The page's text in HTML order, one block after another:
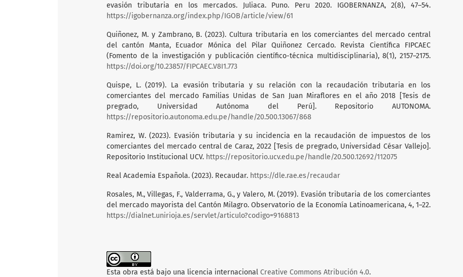
evasión tributaria en los mercados. Juliaca. Puno. Peru 2020. IGOBERNANZA, 2(8), 47–54.
https://igobernanza.org/index.php/IGOB/article/view/61
Quiñonez, M. y Zambrano, B. (2023). Cultura tributaria en los comerciantes del mercado central
del cantón Manta, Ecuador Mónica del Pilar Quiñonez Cercado. Revista Científica FIPCAEC
(Fomento de la investigación y publicación científico-técnica multidisciplinaria), 8(1), 2157–2175.
https://doi.org/10.23857/FIPCAEC.V8I1.773
Quispe, L. (2019). La evasión tributaria y su relación con la recaudación tributaria en los
comerciantes del mercado Familias Unidas de San Juan Miraflores en el año 2018 [Tesis de
pregrado, Universidad Autónoma del Perú]. Repositorio AUTONOMA.
https://repositorio.autonoma.edu.pe/handle/20.500.13067/868
Ramirez, W. (2023). Evasión tributaria y su incidencia en la recaudación de impuestos de los
comerciantes del mercado central de Caraz, 2022 [Tesis de pregrado, Universidad César Vallejo].
Repositorio Institucional UCV. https://repositorio.ucv.edu.pe/handle/20.500.12692/112075
Real Academia Española. (2023). Recaudar. https://dle.rae.es/recaudar
Rosales, M., Villegas, F., Valderrama, G., y Valero, M. (2019). Evasión tributaria de los comerciantes
del mercado mayorista del Cantón Milagro. Observatorio de la Economía Latinoamericana, 4, 1–22.
https://dialnet.unirioja.es/servlet/articulo?codigo=9168813
Esta obra está bajo una licencia internacional Creative Commons Atribución 4.0.